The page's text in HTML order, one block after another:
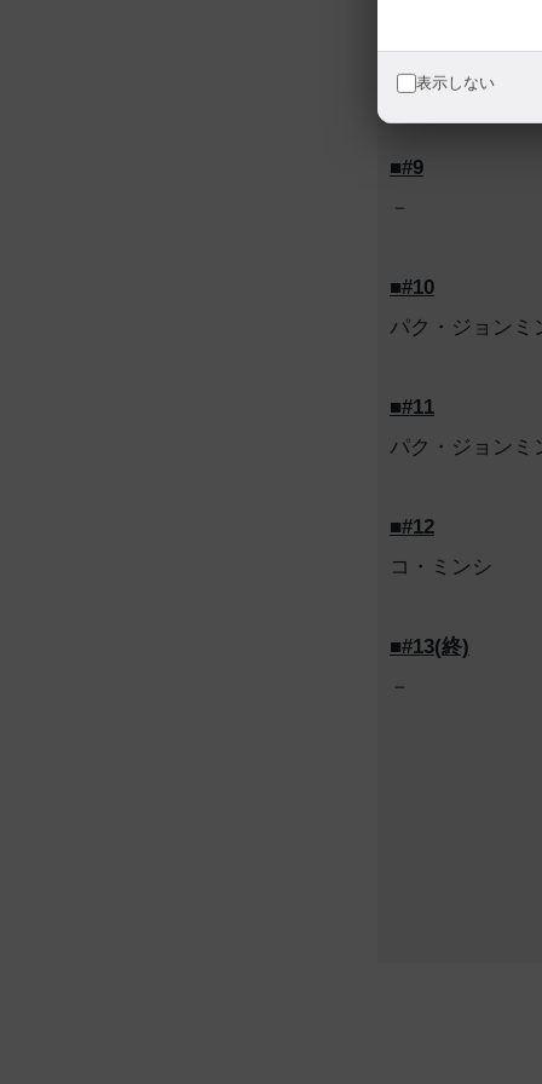
■#8
チャ・テヒョン
■#9
－
■#10
パク・ジョンミ
■#11
パク・ジョンミ
■#12
コ・ミンシ
■#13(終)
－
表示しない